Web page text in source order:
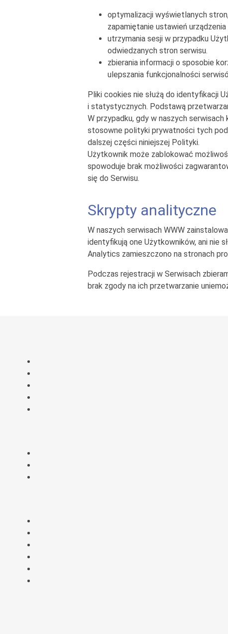
optymalizacji wyświetlanych
zapamiętanie ustawień
utrzymania sesji w przypadku
odwiedzanych stron serwisu.
zbierania informacji o sposobie
ulepszania funkcjonalności
Pliki cookies nie służą do identyfikacji
i statystycznych. Podstawą
W przypadku, gdy w naszych
stosowne polityki prywatności tych
dalszej części niniejszej Polityki.
Użytkownik może zablokować
spowoduje brak możliwości
się do Serwisu.
Skrypty analityczne
W naszych serwisach WWW
identyfikują one Użytkowników, ani nie
Analytics zamieszczono na stronach
Podczas rejestracji w Serwisach
brak zgody na ich przetwarzanie